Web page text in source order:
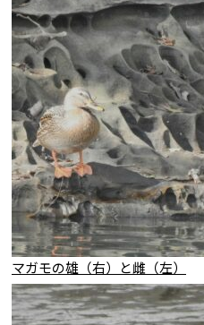
マガモの雄（右）と雌（左）